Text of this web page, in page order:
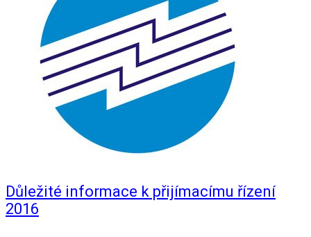
Důležité informace k přijímacímu řízení
2016